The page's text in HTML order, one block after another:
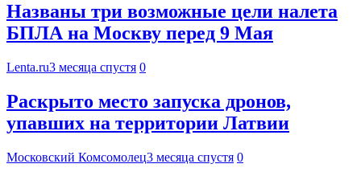
Названы три возможные цели налета
БПЛА на Москву перед 9 Мая
Lenta.ru3 месяца спустя 0
Раскрыто место запуска дронов,
упавших на территории Латвии
Московский Комсомолец3 месяца спустя 0